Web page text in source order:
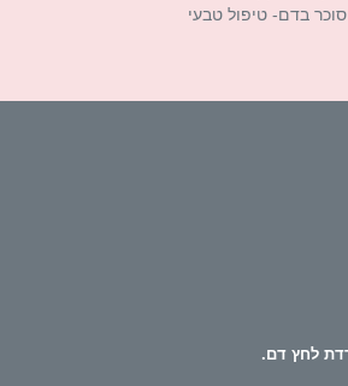
סוכר בדם- טיפול טבעי
לחץ דם.